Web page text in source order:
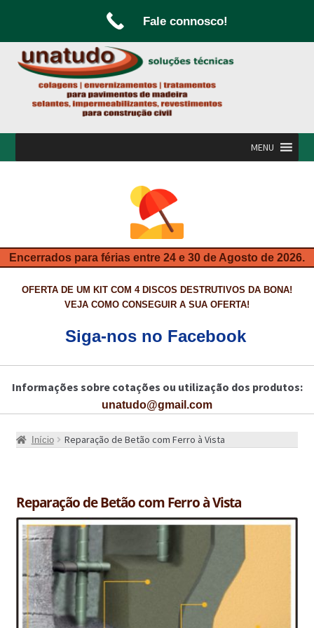
para
navegação
para
conteúdo
MENU
CARPINTARIA E MARCENARIA
FABRICO DE PORTAS E FOLHEAMENTO
COLAGEM DE PISOS DE MADEIRA
BONA?
CONSTRUÇÃO CIVIL
BUCHA QUÍMICA
CURA E SELAGEM PARA PAVIMENTOS DE BETÃO
DESCOFRANTES RETARDADORES E DESATIVANTES
Encerrados para férias entre 24 e 30 de Agosto de 2026.
OFERTA DE UM KIT COM 4 DISCOS DESTRUTIVOS DA BONA!
VEJA COMO CONSEGUIR A SUA OFERTA!
Siga-nos no Facebook
Informações sobre cotações ou utilização dos produtos:
unatudo@gmail.com
Início Reparação de Betão com Ferro à Vista
Reparação de Betão com Ferro à Vista
Fale connosco!